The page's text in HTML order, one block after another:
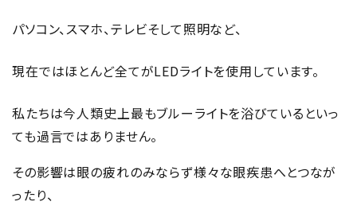
パソコン、スマホ、テレビそして照明など、
現在ではほとんど全てがLEDライトを使用しています。
私たちは今人類史上最もブルーライトを浴びているといっ
ても過言ではありません。
その影響は眼の疲れのみならず様々な眼疾患へとつなが
ったり、